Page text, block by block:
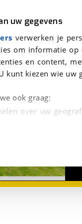
uw gegevens
verwerken je
om informatie
en content,
kunt kiezen wie uw
ook graag:
over uw
uw
technieken
ervoor dat de